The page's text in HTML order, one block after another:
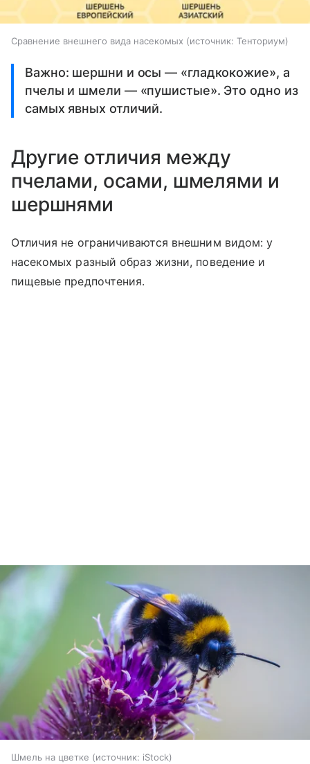
Сравнение внешнего вида насекомых источник: Тенториум
Важно: шершни и осы — «гладкокожие», а
пчелы и шмели — «пушистые». Это одно из
самых явных отличий.
Другие отличия между
пчелами, осами, шмелями и
шершнями
Отличия не ограничиваются внешним видом: у
насекомых разный образ жизни, поведение и
пищевые предпочтения.
Шмель на цветке источник: iStock